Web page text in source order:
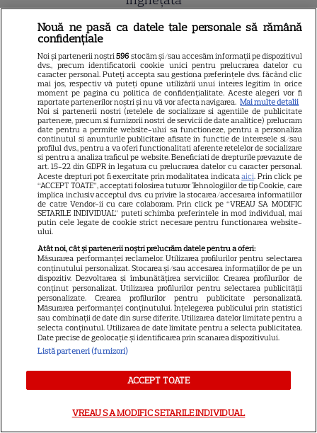
11
VEDETE STRĂINE
„Povestea peștelui posac”,
aventura animată inspirată
dintr-un bestseller The New
York Times, ajunge în
cinematografe pe 7 august
16
NETFLIX
Noutăți Netflix în august 2026:
Robert De Niro, „Nosferatu” și
noile sezoane din „Outer
singurătate”
VEDETE STRĂINE
Sean Astin din „Stăpânul
Inelelor” a fost nevoit să își
vândă casa din cauza
primit de fapt
VEDETE STRĂINE
Nouă ne pasă ca datele tale personale să rămână
confidențiale
Noi și partenerii noștri596 stocăm și/sau accesăm informații pe dispozitivul
dvs., precum identificatorii cookie unici pentru prelucrarea datelor cu
caracter personal. Puteți accepta sau gestiona preferințele dvs. făcând clic
mai jos, respectiv vă puteți opune utilizării unui interes legitim în orice
moment pe pagina cu politica de confidențialitate. Aceste alegeri vor fi
raportate partenerilor noștri și nu vă vor afecta navigarea. Mai multe detalii
Noi si partenerii nostri (retelele de socializare si agentiile de publicitate
partenere, precum si furnizorii nostri de servicii de date analitice) prelucram
date pentru a permite website-ului sa functioneze, pentru a personaliza
continutul si anunturile publicitare afisate in functie de interesele si/sau
profilul dvs., pentru a va oferi functionalitati aferente retelelor de socializare
si pentru a analiza traficul pe website. Beneficiati de drepturile prevazute de
art. 15-22 din GDPR in legatura cu prelucrarea datelor cu caracter personal.
Aceste drepturi pot fi exercitate prin modalitatea indicataaici. Prin click pe
“ACCEPT TOATE”, acceptati folosirea tuturor Tehnologiilor de tip Cookie, care
implica inclusiv acceptul dvs. cu privire la stocarea/accesarea informatiilor
de catre Vendor-ii cu care colaboram. Prin click pe “VREAU SA MODIFIC
SETARILE INDIVIDUAL” puteti schimba preferintele in mod individual, mai
putin cele legate de cookie strict necesare pentru functionarea website-
ului.
Atât noi, cât și partenerii noștri prelucrăm datele pentru a oferi:
Măsurarea performanței reclamelor. Utilizarea profilurilor pentru selectarea
conținutului personalizat. Stocarea și/sau accesarea informațiilor de pe un
dispozitiv. Dezvoltarea și îmbunătățirea serviciilor. Crearea profilurilor de
conținut personalizat. Utilizarea profilurilor pentru selectarea publicității
personalizate. Crearea profilurilor pentru publicitate personalizată.
Măsurarea performanței conținutului. Înțelegerea publicului prin statistici
sau combinații de date din surse diferite. Utilizarea datelor limitate pentru a
selecta conținutul. Utilizarea de date limitate pentru a selecta publicitatea.
Date precise de geolocație și identificarea prin scanarea dispozitivului.
Listă parteneri (furnizori)
ACCEPT TOATE
VREAU SA MODIFIC SETARILE INDIVIDUAL